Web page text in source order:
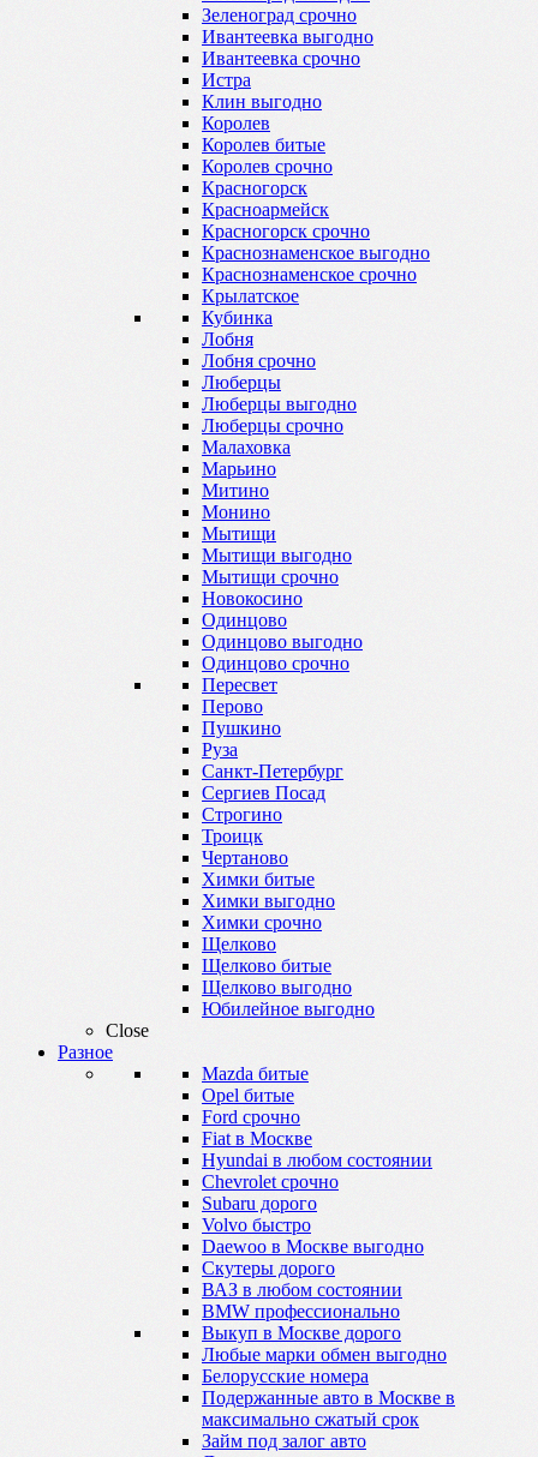
Зеленоград срочно
Ивантеевка выгодно
Ивантеевка срочно
Истра
Клин выгодно
Королев
Королев битые
Королев срочно
Красногорск
Красноармейск
Красногорск срочно
Краснознаменское выгодно
Краснознаменское срочно
Крылатское
Кубинка
Лобня
Лобня срочно
Люберцы
Люберцы выгодно
Люберцы срочно
Малаховка
Марьино
Митино
Монино
Мытищи
Мытищи выгодно
Мытищи срочно
Новокосино
Одинцово
Одинцово выгодно
Одинцово срочно
Пересвет
Перово
Пушкино
Руза
Санкт-Петербург
Сергиев Посад
Строгино
Троицк
Чертаново
Химки битые
Химки выгодно
Химки срочно
Щелково
Щелково битые
Щелково выгодно
Юбилейное выгодно
Close
Разное
Mazda битые
Opel битые
Ford срочно
Fiat в Москве
Hyundai в любом состоянии
Chevrolet срочно
Subaru дорого
Volvo быстро
Daewoo в Москве выгодно
Скутеры дорого
ВАЗ в любом состоянии
BMW профессионально
Выкуп в Москве дорого
Любые марки обмен выгодно
Белорусские номера
Подержанные авто в Москве в
максимально сжатый срок
Займ под залог авто